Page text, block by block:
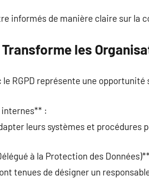
informés de manière claire sur la
Transforme les
RGPD représente une
internes** :
leurs systèmes et procédures
à la Protection des
tenues de désigner un